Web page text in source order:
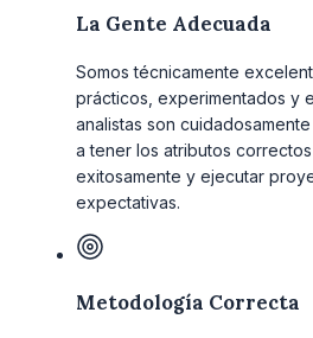
La Gente Adecuada
Somos técnicamente
prácticos, experimentados y
analistas son
a tener los atributos
exitosamente y ejecutar
expectativas.
Metodología Correcta